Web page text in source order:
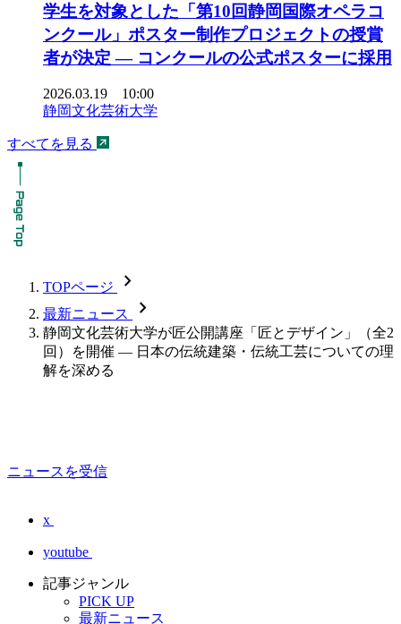
学生を対象とした「第10回静岡国際オペラコ
ンクール」ポスター制作プロジェクトの授賞
者が決定 ― コンクールの公式ポスターに採用
2026.03.19 10:00
静岡文化芸術大学
すべてを見る
TOPページ chevron_forward
最新ニュース chevron_forward
静岡文化芸術大学が匠公開講座「匠とデザイン」（全2
回）を開催 — 日本の伝統建築・伝統工芸についての理
解を深める
ニュースを受信
x
youtube
記事ジャンル
PICK UP
最新ニュース